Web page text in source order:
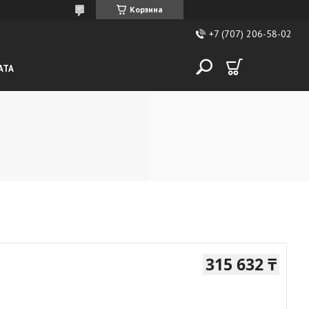
Корзина
+7 (707) 206-58-02
315 632 ₸